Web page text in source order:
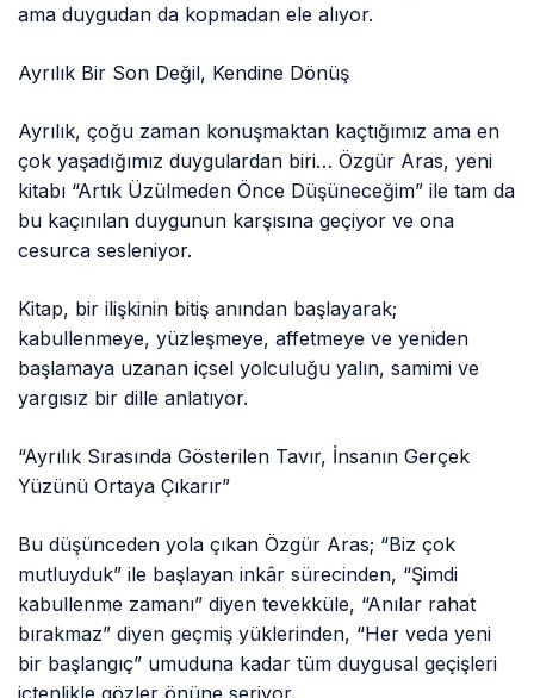
ama duygudan da kopmadan ele alıyor.
Ayrılık Bir Son Değil, Kendine Dönüş
Ayrılık, çoğu zaman konuşmaktan kaçtığımız ama en
çok yaşadığımız duygulardan biri… Özgür Aras, yeni
kitabı “Artık Üzülmeden Önce Düşüneceğim” ile tam da
bu kaçınılan duygunun karşısına geçiyor ve ona
cesurca sesleniyor.
Kitap, bir ilişkinin bitiş anından başlayarak;
kabullenmeye, yüzleşmeye, affetmeye ve yeniden
başlamaya uzanan içsel yolculuğu yalın, samimi ve
yargısız bir dille anlatıyor.
“Ayrılık Sırasında Gösterilen Tavır, İnsanın Gerçek
Yüzünü Ortaya Çıkarır”
Bu düşünceden yola çıkan Özgür Aras; “Biz çok
mutluyduk” ile başlayan inkâr sürecinden, “Şimdi
kabullenme zamanı” diyen tevekküle, “Anılar rahat
bırakmaz” diyen geçmiş yüklerinden, “Her veda yeni
bir başlangıç” umuduna kadar tüm duygusal geçişleri
içtenlikle gözler önüne seriyor.